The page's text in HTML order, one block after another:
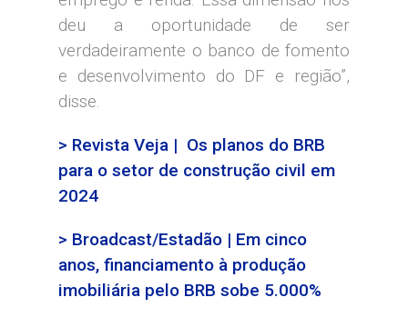
deu a oportunidade de ser
verdadeiramente o banco de fomento
e desenvolvimento do DF e região”,
disse.
> Revista Veja | Os planos do BRB
para o setor de construção civil em
2024
> Broadcast/Estadão | Em cinco
anos, financiamento à produção
imobiliária pelo BRB sobe 5.000%